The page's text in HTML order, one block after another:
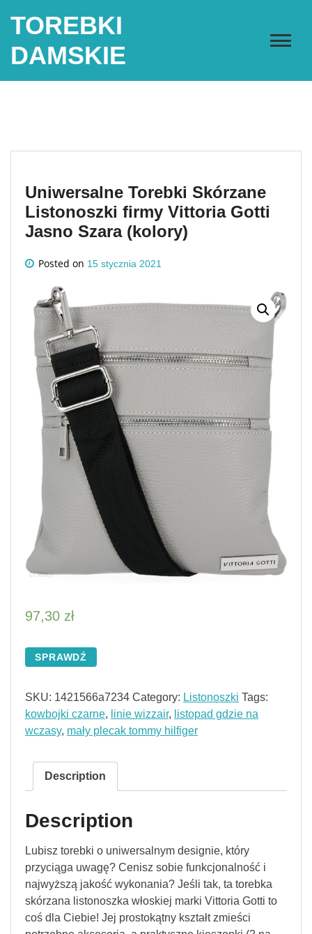
TOREBKI
DAMSKIE
Uniwersalne Torebki Skórzane
Listonoszki firmy Vittoria Gotti
Jasno Szara (kolory)
Posted on 15 stycznia 2021
97,30 zł
SPRAWDŹ
SKU: 1421566a7234 Category: Listonoszki Tags:
kowbojki czarne, linie wizzair, listopad gdzie na
wczasy, mały plecak tommy hilfiger
Description
Description
Lubisz torebki o uniwersalnym designie, który
przyciąga uwagę? Cenisz sobie funkcjonalność i
najwyższą jakość wykonania? Jeśli tak, ta torebka
skórzana listonoszka włoskiej marki Vittoria Gotti to
coś dla Ciebie! Jej prostokątny kształt zmieści